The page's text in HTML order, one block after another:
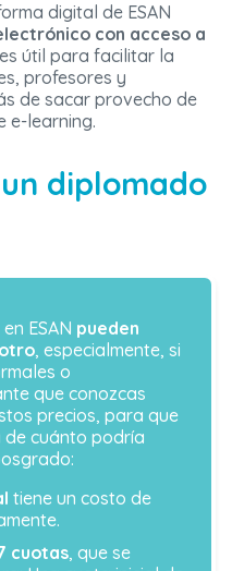
digital de ESAN
con acceso a
útil para facilitar la
profesores y
de sacar provecho de
e-learning.
diplomado
ESAN pueden
, especialmente, si
o
que conozcas
precios, para que
de cuánto podría
tiene un costo de
cuotas, que se